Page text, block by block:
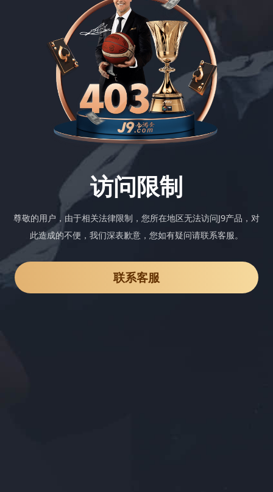
访问限制
尊敬的用户，由于相关法律限制，您所在地区无法访问J9产品，对
此造成的不便，我们深表歉意，您如有疑问请联系客服。
联系客服